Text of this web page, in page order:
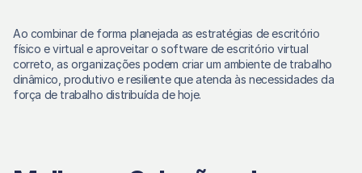
Ao combinar de forma planejada as estratégias de escritório
físico e virtual e aproveitar o software de escritório virtual
correto, as organizações podem criar um ambiente de trabalho
dinâmico, produtivo e resiliente que atenda às necessidades da
força de trabalho distribuída de hoje.